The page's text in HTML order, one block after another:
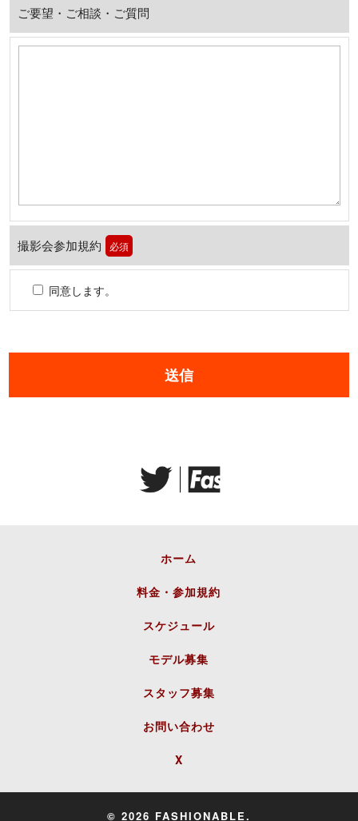
ご要望・ご相談・ご質問
撮影会参加規約 必須
同意します。
ホーム
料金・参加規約
スケジュール
モデル募集
スタッフ募集
お問い合わせ
X
© 2026 FASHIONABLE.